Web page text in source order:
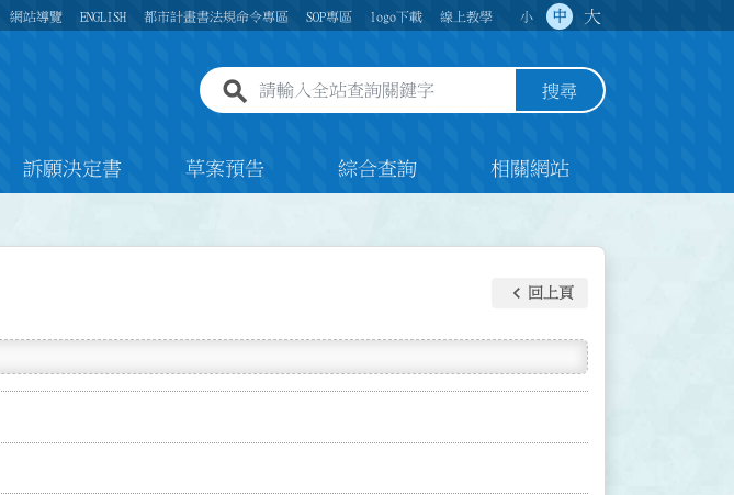
網站導覽 ENGLISH 都市計畫書法規命令專區 SOP專區 logo下載 線上教學 小 中 大
全站查詢關鍵字欄位 搜尋
訴願決定書 草案預告 綜合查詢 相關網站
keyboard_arrow_left 回上頁